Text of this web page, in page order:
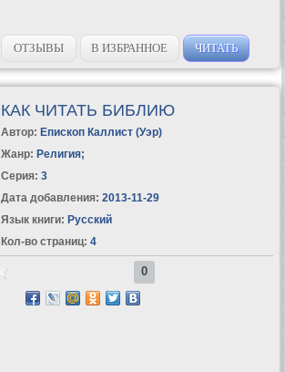
ОТЗЫВЫ В ИЗБРАННОЕ ЧИТАТЬ
КАК ЧИТАТЬ БИБЛИЮ
Автор: Епископ Каллист (Уэр)
Жанр: Религия;
Серия: 3
Дата добавления: 2013-11-29
Язык книги: Русский
Кол-во страниц: 4
0